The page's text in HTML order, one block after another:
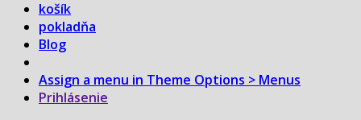
košík
pokladňa
Blog
Assign a menu in Theme Options > Menus
Prihlásenie